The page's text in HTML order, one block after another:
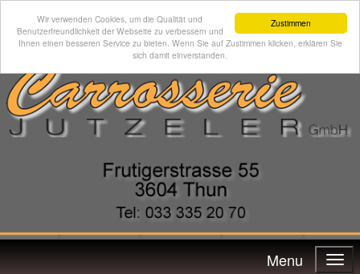
Zustimmen
Wir verwenden Cookies, um die Qualität und
Benutzerfreundlichkeit der Webseite zu verbessern und
Ihnen einen besseren Service zu bieten. Wenn Sie auf Zustimmen klicken, erklären Sie
sich damit einverstanden.
Menu